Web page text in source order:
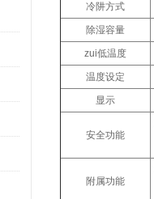
冷阱方式
除湿容量
zui低温度
温度设定
显示
安全功能
附属功能